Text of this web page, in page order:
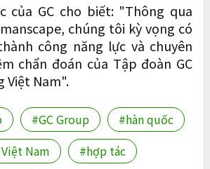
của GC cho biết: "Thông qua
chúng tôi kỳ vọng có
công năng lực và chuyên
chẩn đoán của Tập đoàn GC
Việt Nam".
#GC Group
#hàn quốc
Nam
#hợp tác